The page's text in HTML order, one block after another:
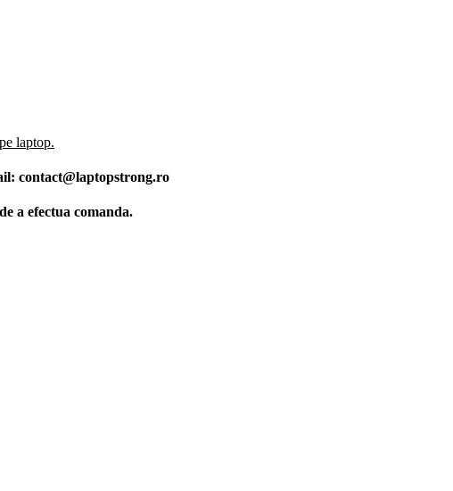
laptop.
contact@laptopstrong.ro
a efectua comanda.